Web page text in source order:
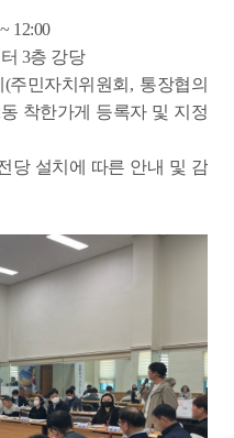
12:00
3층 강당
주민자치위원회, 통장협의
착한가게 등록자 및 지정
당 설치에 따른 안내 및 감